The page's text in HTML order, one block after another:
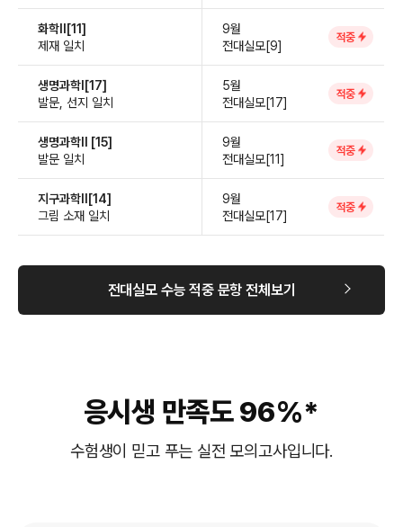
화학Ⅱ[11]
제재 일치
9월
전대실모[9]
적중
생명과학Ⅰ[17]
발문, 선지 일치
5월
전대실모[17]
적중
생명과학Ⅱ [15]
발문 일치
9월
전대실모[11]
적중
지구과학Ⅱ[14]
그림 소재 일치
9월
전대실모[17]
적중
전대실모 수능 적중 문항 전체보기
응시생 만족도 96%*
수험생이 믿고 푸는 실전 모의고사입니다.